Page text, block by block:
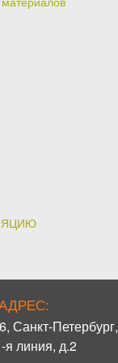
Санкт-Петербург,
я линия, д.2